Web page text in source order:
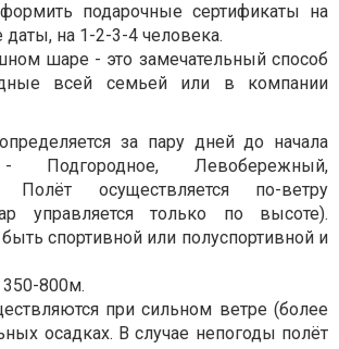
подарочные сертификаты на
даты, на 1-2-3-4 человека.
шаре - это замечательный способ
всей семьей или в компании
за пару дней до начала
- Подгородное, Левобережный,
Полёт осуществляется по-ветру
управляется только по высоте).
спортивной или полуспортивной и
800м.
при сильном ветре (более
осадках. В случае непогоды полёт